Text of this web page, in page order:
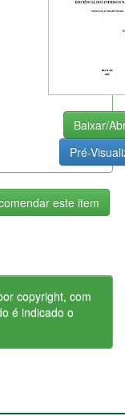
Baixar/
Pré-
este item
copyright, com
é indicado o